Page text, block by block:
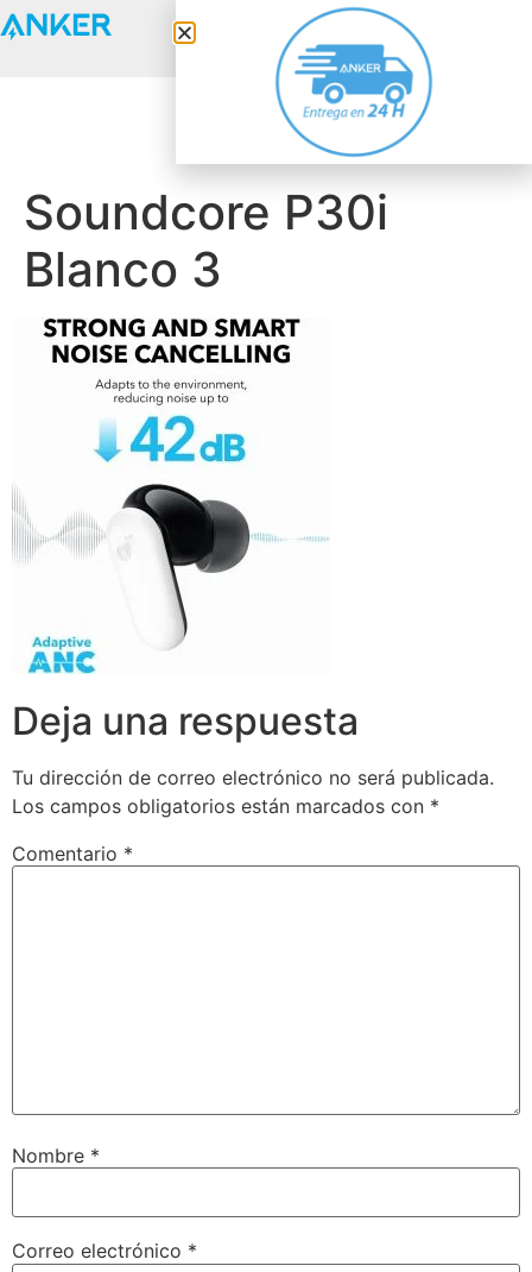
Soundcore P30i
Blanco 3
Deja una respuesta
Tu dirección de correo electrónico no será publicada.
Los campos obligatorios están marcados con *
Comentario *
Nombre *
Correo electrónico *